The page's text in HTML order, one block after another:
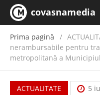
covasnamedia
Prima pagină
nerambursabile pentru
metropolitană a
ACTUALITATE 5